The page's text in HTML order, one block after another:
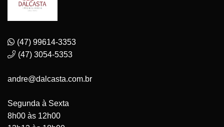
(47) 99614-3353
(47) 3054-5353
andre@dalcasta.com.br
Segunda à Sexta
8h00 às 12h00